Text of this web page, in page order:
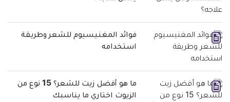
فوائد المغنيسيوم للشعر وطريقة
استخدامه
ما هو أفضل زيت للشعر؟ 15 نوع من
الزيوت اختاري ما يناسبك